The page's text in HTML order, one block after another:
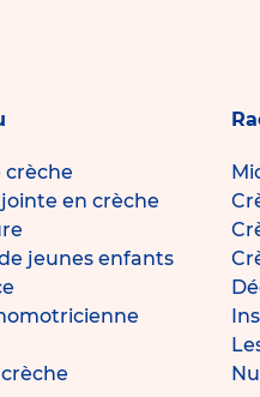
crèche
en crèche
jeunes enfants